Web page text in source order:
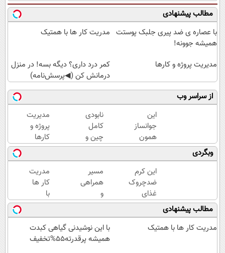
مطالب پیشنهادی
با عصاره ی ضد پیری جلبک پوستت
همیشه جوونه!
مدریت کار ها با همتیک
مدیریت پروژه و کارها
کمر درد داری؟ دیگه بسه! در منزل
درمانش کن (◀پرسش‌نامه)
از سراسر وب
این
جوانساز
همون
جلسه‌ی
اول
پوستتو
جوونتر
می‌کنه
✨ 2
سال
ماندگاری
نابودی
کامل
چین و
چروک
با کرم
آلمانی۴۰٪تخفیف
مدیریت
پروژه و
کارها
وبگردی
این کرم
ضدچروک
غذای
پوستت
رو تامین
میکنه
مسیر
همراهی
و
گزارش
عملکرد
گروه
اسنپ
مدریت
کار ها
با
همتیک
مطالب پیشنهادی
مدریت کار ها با همتیک
با این نوشیدنی گیاهی کبدت
همیشه پرقدرته55%تخفیف